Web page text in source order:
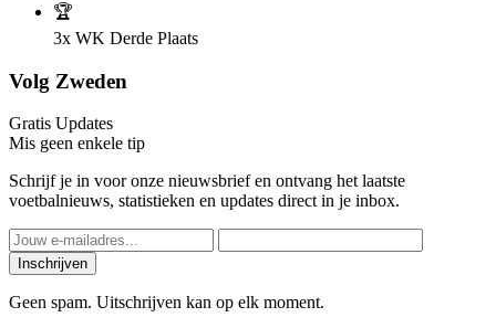
🏆
3x WK Derde Plaats
Volg Zweden
Gratis Updates
Mis geen enkele tip
Schrijf je in voor onze nieuwsbrief en ontvang het laatste
voetbalnieuws, statistieken en updates direct in je inbox.
Inschrijven
Geen spam. Uitschrijven kan op elk moment.